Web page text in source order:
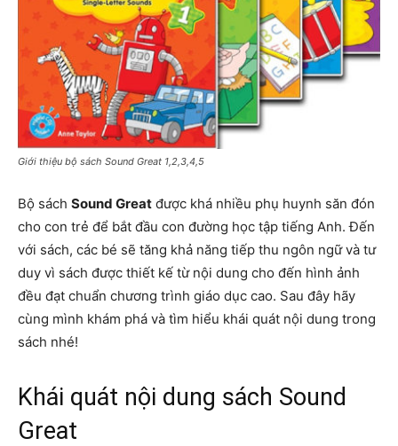
Giới thiệu bộ sách Sound Great 1,2,3,4,5
Bộ sách Sound Great được khá nhiều phụ huynh săn đón
cho con trẻ để bắt đầu con đường học tập tiếng Anh. Đến
với sách, các bé sẽ tăng khả năng tiếp thu ngôn ngữ và tư
duy vì sách được thiết kế từ nội dung cho đến hình ảnh
đều đạt chuẩn chương trình giáo dục cao. Sau đây hãy
cùng mình khám phá và tìm hiểu khái quát nội dung trong
sách nhé!
Khái quát nội dung sách Sound
Great